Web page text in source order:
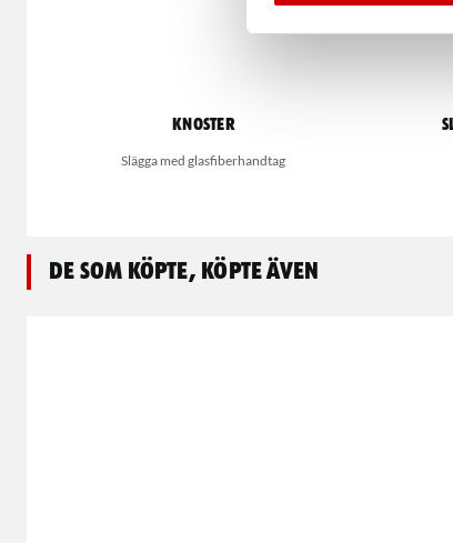
Knoster
Slägga med glasfiberhandtag
De som köpte, köpte även